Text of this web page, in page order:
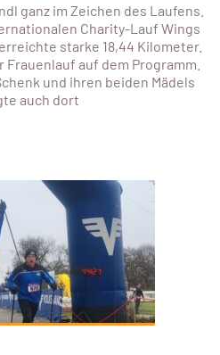
ganz im Zeichen des Laufens.
Charity-Lauf Wings
starke 18,44 Kilometer.
auf dem Programm.
und ihren beiden Mädels
auch dort